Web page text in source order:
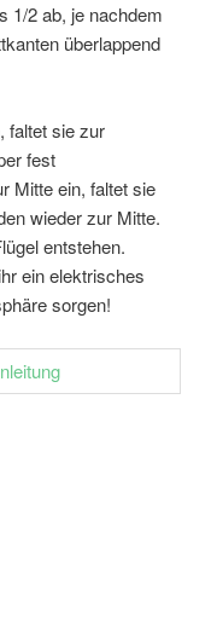
1/2 ab, je nachdem
überlappend
faltet sie zur
fest
Mitte ein, faltet sie
wieder zur Mitte.
entstehen.
ein elektrisches
sorgen!